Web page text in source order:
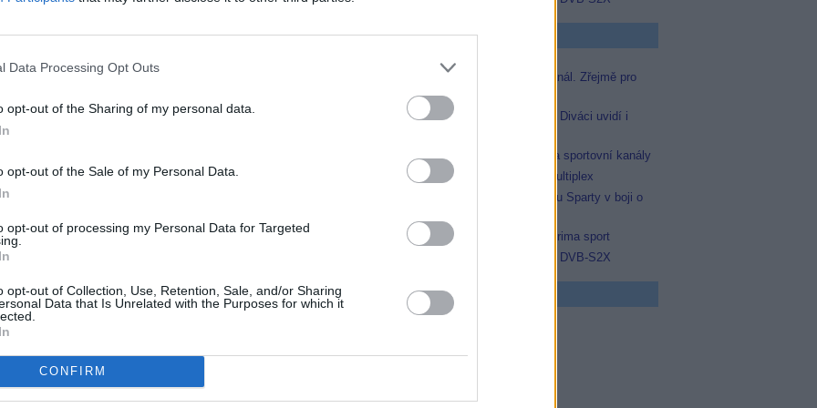
Data Processing Opt Outs
opt-out of the Sharing of my personal data.
opt-out of the Sale of my Personal Data.
opt-out of processing my Personal Data for Targeted
opt-out of Collection, Use, Retention, Sale, and/or Sharing
Data that Is Unrelated with the Purposes for which it
CONFIRM
5
• CNC operátor• mzda 48.400 Kč • náborový bonus
Top Zprávičky
Skylink spustil nový Test kanál. Zřejmě pro
Prima sport
Oneplay zařadí Prima sport. Diváci uvidí i
AMC získala licence pro dva sportovní kanály
Operátor Du převzal další multiplex
Prima sport odvysílá i odvetu Sparty v boji o
Antik TV potvrdil zařazení Prima sport
Televisa Networks přešla na DVB-S2X
TV program
20:10 MOST! (6/8)